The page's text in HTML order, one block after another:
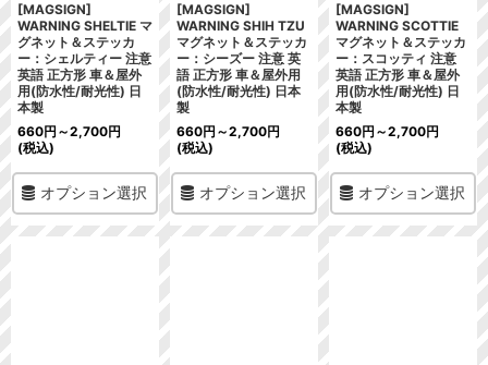
[MAGSIGN]
WARNING SHELTIE マ
グネット＆ステッカ
ー：シェルティー 注意
英語 正方形 車＆屋外
用(防水性/耐光性) 日
本製
660円 ～2,700円
(税込)
オプション選択
[MAGSIGN]
WARNING SHIH TZU
マグネット＆ステッカ
ー：シーズー 注意 英
語 正方形 車＆屋外用
(防水性/耐光性) 日本
製
660円 ～2,700円
(税込)
オプション選択
[MAGSIGN]
WARNING SCOTTIE
マグネット＆ステッカ
ー：スコッティ 注意
英語 正方形 車＆屋外
用(防水性/耐光性) 日
本製
660円 ～2,700円
(税込)
オプション選択